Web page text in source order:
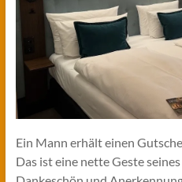
Ein Mann erhält einen
Das ist eine nette Geste